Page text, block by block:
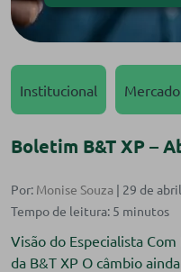
Institucional
Boletim B&T XP –
Por: Monise Souza | 29 de
Visão do Especialista
da B&T XP O câmbio